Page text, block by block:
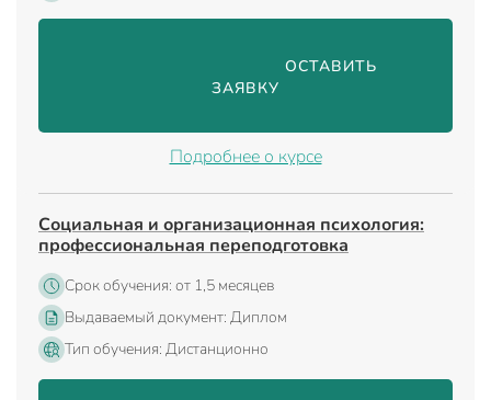
                                ОСТАВИТЬ
ЗАЯВКУ
Подробнее о курсе
Социальная и организационная психология:
профессиональная переподготовка
Срок обучения: от 1,5 месяцев
Выдаваемый документ: Диплом
Тип обучения: Дистанционно